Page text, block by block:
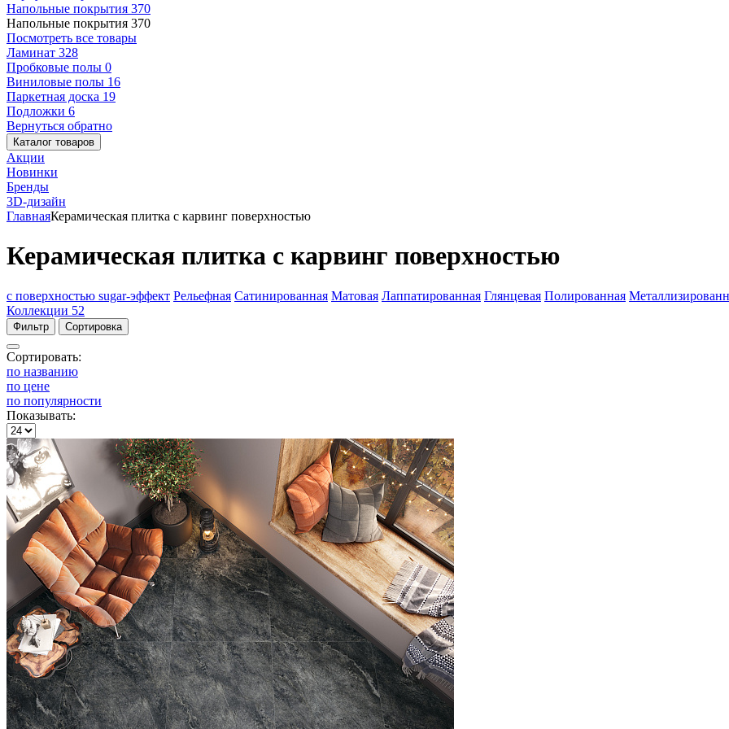
Напольные покрытия 370
Напольные покрытия 370
Посмотреть все товары
Ламинат 328
Пробковые полы 0
Виниловые полы 16
Паркетная доска 19
Подложки 6
Вернуться обратно
Каталог товаров
Акции
Новинки
Бренды
3D-дизайн
ГлавнаяКерамическая плитка с карвинг поверхностью
Керамическая плитка с карвинг поверхностью
с поверхностью sugar-эффект Рельефная Сатинированная Матовая Лаппатированная Глянцевая Полированная
Коллекции 52
Фильтр Сортировка
Сортировать:
по названию
по цене
по популярности
Показывать: